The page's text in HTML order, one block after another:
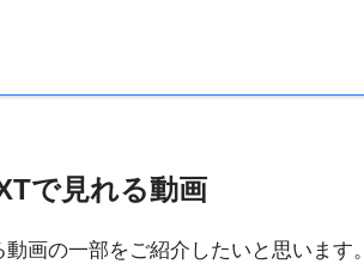
で見れる動画
画の一部をご紹介したいと思います。